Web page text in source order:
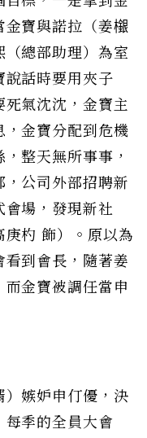
寶與諾拉（姜檭
總部助理）為室
說話時要用夾子
氣沈沈，金寶主
金寶分配到危機
整天無所事事，
公司外部招聘新
場，發現新社
庚杓 飾）。原以為
看到會長，隨著姜
金寶被調任當申
嫉妒申仃優，決
季的全員大會